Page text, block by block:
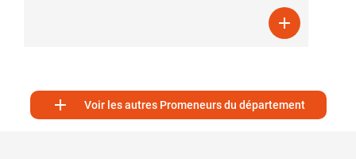

 Voir les autres Promeneurs du département